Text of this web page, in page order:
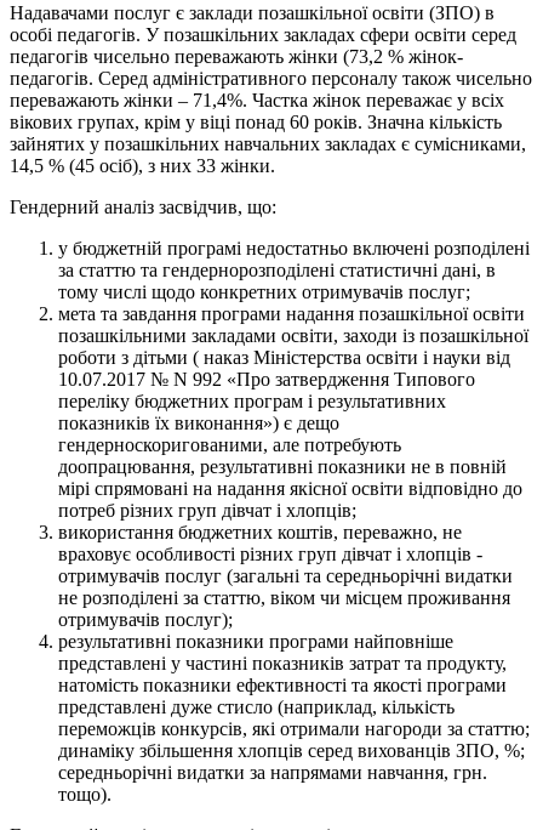
Надавачами послуг є заклади позашкільної освіти (ЗПО) в
особі педагогів. У позашкільних закладах сфери освіти серед
педагогів чисельно переважають жінки (73,2 % жінок-
педагогів. Серед адміністративного персоналу також чисельно
переважають жінки – 71,4%. Частка жінок переважає у всіх
вікових групах, крім у віці понад 60 років. Значна кількість
зайнятих у позашкільних навчальних закладах є сумісниками,
14,5 % (45 осіб), з них 33 жінки.
Гендерний аналіз засвідчив, що:
у бюджетній програмі недостатньо включені розподілені
за статтю та гендернорозподілені статистичні дані, в
тому числі щодо конкретних отримувачів послуг;
мета та завдання програми надання позашкільної освіти
позашкільними закладами освіти, заходи із позашкільної
роботи з дітьми ( наказ Міністерства освіти і науки від
10.07.2017 № N 992 «Про затвердження Типового
переліку бюджетних програм і результативних
показників їх виконання») є дещо
гендерноскоригованими, але потребують
доопрацювання, результативні показники не в повній
мірі спрямовані на надання якісної освіти відповідно до
потреб різних груп дівчат і хлопців;
використання бюджетних коштів, переважно, не
враховує особливості різних груп дівчат і хлопців -
отримувачів послуг (загальні та середньорічні видатки
не розподілені за статтю, віком чи місцем проживання
отримувачів послуг);
результативні показники програми найповніше
представлені у частині показників затрат та продукту,
натомість показники ефективності та якості програми
представлені дуже стисло (наприклад, кількість
переможців конкурсів, які отримали нагороди за статтю;
динаміку збільшення хлопців серед вихованців ЗПО, %;
середньорічні видатки за напрямами навчання, грн.
тощо).